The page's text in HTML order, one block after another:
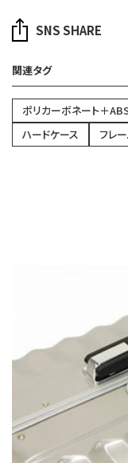
SNS SHARE
関連タグ
ポリカーボネート＋
ハードケース
フレ